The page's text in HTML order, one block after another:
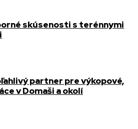
skúsenosti s terénnymi
partner pre výkopové,
v Domaši a okolí